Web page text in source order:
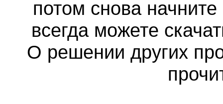
потом снова
всегда можете
О решении других